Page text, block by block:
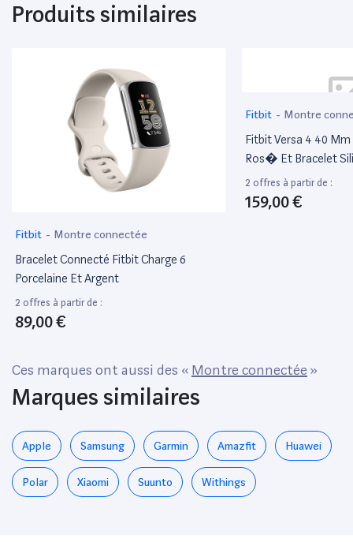
Produits similaires
Fitbit - Montre connectée
Bracelet Connecté Fitbit Charge 6
Porcelaine Et Argent
2 offres à partir de :
89,00 €
Fitbit - Montre
Fitbit Versa 4 40
Ros� Et Bracelet
2 offres à partir de :
159,00 €
Ces marques ont aussi des « Montre connectée »
Marques similaires
Apple Samsung Garmin Amazfit Huawei
Polar Xiaomi Suunto Withings